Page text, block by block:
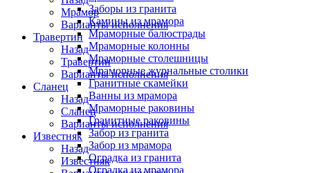
Заборы из гранита
Камины из мрамора
Мраморные балюстрады
Мраморные колонны
Мраморные столешницы
Мраморные журнальные столики
Гранитные скамейки
Ванны из мрамора
Мраморные раковины
Гранитные раковины
Забор из гранита
Забор из мрамора
Оградка из гранита
Оградка из мрамора
Мрамор
Варианты исполнения
Травертин
Назад
Травертин
Варианты исполнения
Сланец
Назад
Сланец
Варианты исполнения
Известняк
Назад
Известняк